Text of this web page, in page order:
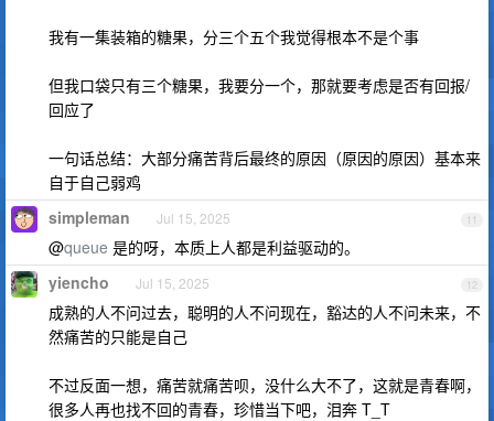
我有一集装箱的糖果，分三个五个我觉得根本不是个事
但我口袋只有三个糖果，我要分一个，那就要考虑是否有回报/
回应了
一句话总结：大部分痛苦背后最终的原因（原因的原因）基本来
自于自己弱鸡
11
simpleman Jul 15, 2025
@queue 是的呀，本质上人都是利益驱动的。
12
yiencho Jul 15, 2025
成熟的人不问过去，聪明的人不问现在，豁达的人不问未来，不
然痛苦的只能是自己
不过反面一想，痛苦就痛苦呗，没什么大不了，这就是青春啊，
很多人再也找不回的青春，珍惜当下吧，泪奔 T_T